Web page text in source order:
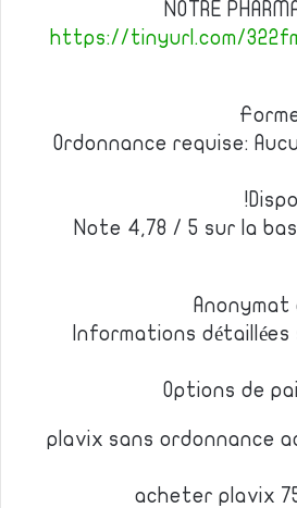
NOTRE
https://tinyurl.com/
Ordonnance requise:
Note 4,78 / 5 sur la
Anonymat
Informations
Options de
plavix sans ordonnance
acheter plavix